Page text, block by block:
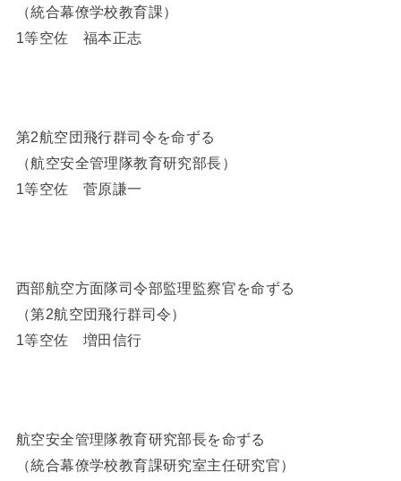
（統合幕僚学校教育課）
1等空佐 福本正志
第2航空団飛行群司令を命ずる
（航空安全管理隊教育研究部長）
1等空佐 菅原謙一
西部航空方面隊司令部監理監察官を命ずる
（第2航空団飛行群司令）
1等空佐 増田信行
航空安全管理隊教育研究部長を命ずる
（統合幕僚学校教育課研究室主任研究官）